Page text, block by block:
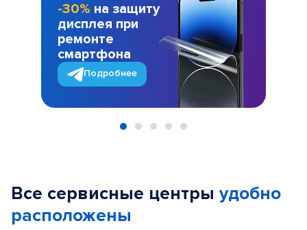
-30% на защиту
дисплея при
ремонте
смартфона
Подробнее
Все сервисные центры удобно
расположены